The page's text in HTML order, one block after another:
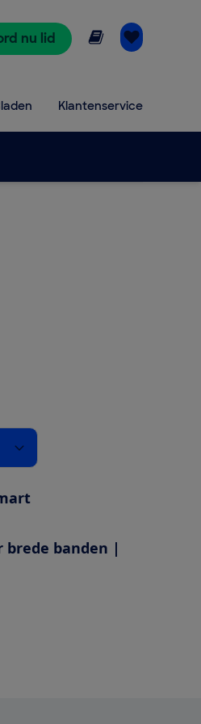
nu lid Online lezen
Klantenservice
brede banden |
800Wh Heren toevoegen